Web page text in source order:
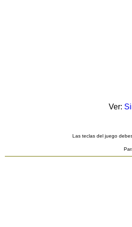
Ver:
Las teclas del juego